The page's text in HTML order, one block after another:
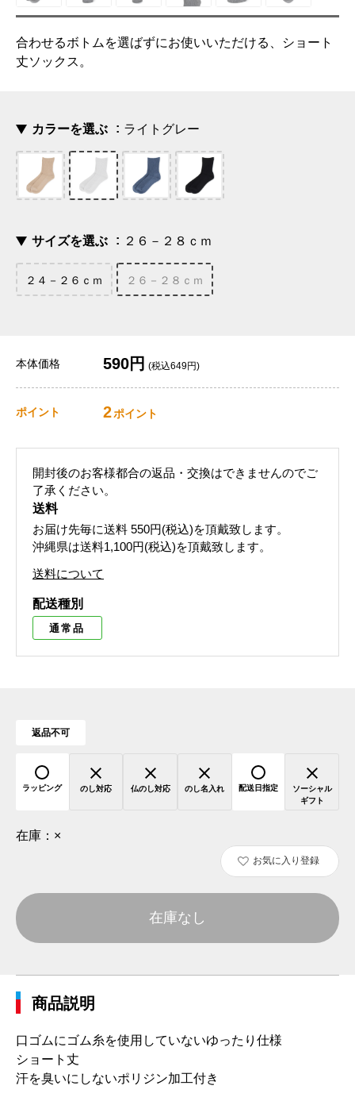
合わせるボトムを選ばずにお使いいただける、ショート
丈ソックス。
カラーを選ぶ ライトグレー
サイズを選ぶ ２６－２８ｃｍ
２４－２６ｃｍ ２６－２８ｃｍ
本体価格 590円 (税込649円)
ポイント 2ポイント
開封後のお客様都合の返品・交換はできませんのでご
了承ください。
送料
お届け先毎に送料 550円(税込)を頂戴致します。
沖縄県は送料1,100円(税込)を頂戴致します。
送料について
配送種別
通常品
返品不可
ラッピング のし対応 仏のし対応 のし名入れ 配送日指定
ソーシャル
ギフト
在庫： ×
お気に入り登録
在庫なし
商品説明
口ゴムにゴム糸を使用していないゆったり仕様
ショート丈
汗を臭いにしないポリジン加工付き